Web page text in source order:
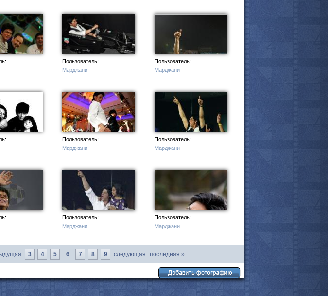
Пользователь:
Марджани
Пользователь:
Марджани
Пользователь:
Марджани
Пользователь:
Марджани
Пользователь:
Марджани
Пользователь:
Марджани
3 4 5 6 7 8 9 следующая последняя »